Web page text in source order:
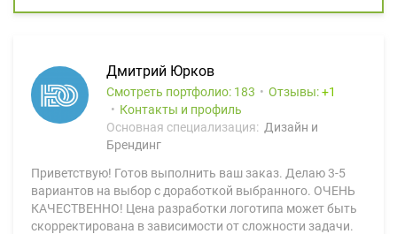
Дмитрий Юрков
Смотреть портфолио: 183 Отзывы:
1
Контакты и профиль
Основная специализация: Дизайн и
Брендинг
Приветствую! Готов выполнить ваш заказ. Делаю 3-5
вариантов на выбор с доработкой выбранного. ОЧЕНЬ
КАЧЕСТВЕННО! Цена разработки логотипа может быть
скорректирована в зависимости от сложности задачи.